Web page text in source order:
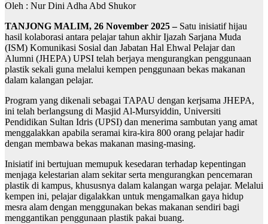
Oleh : Nur Dini Adha Abd Shukor
TANJONG MALIM, 26 November 2025 – Satu inisiatif hijau
hasil kolaborasi antara pelajar tahun akhir Ijazah Sarjana Muda
(ISM) Komunikasi Sosial dan Jabatan Hal Ehwal Pelajar dan
Alumni (JHEPA) UPSI telah berjaya mengurangkan penggunaan
plastik sekali guna melalui kempen penggunaan bekas makanan
dalam kalangan pelajar.
Program yang dikenali sebagai TAPAU dengan kerjsama JHEPA,
ini telah berlangsung di Masjid Al-Mursyiddin, Universiti
Pendidikan Sultan Idris (UPSI) dan menerima sambutan yang amat
menggalakkan apabila seramai kira-kira 800 orang pelajar hadir
dengan membawa bekas makanan masing-masing.
Inisiatif ini bertujuan memupuk kesedaran terhadap kepentingan
menjaga kelestarian alam sekitar serta mengurangkan pencemaran
plastik di kampus, khususnya dalam kalangan warga pelajar. Melalui
kempen ini, pelajar digalakkan untuk mengamalkan gaya hidup
mesra alam dengan menggunakan bekas makanan sendiri bagi
menggantikan penggunaan plastik pakai buang.